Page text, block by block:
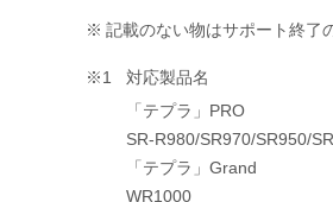
※ 記載のない物はサポート終了
※1
対応製品名
「テプラ」PRO
SR-R980/SR970/SR950/
「テプラ」Grand
WR1000